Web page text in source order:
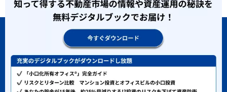
推奨動作環境について 本ウェブサイトのご利用にあたって
個人情報保護方針